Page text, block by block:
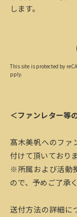
します。
This site is protected by
pply.
＜ファンレター等
髙木美帆へのファ
付けて頂いておりま
※所属および活動
ので、予めご了承
送付方法の詳細に